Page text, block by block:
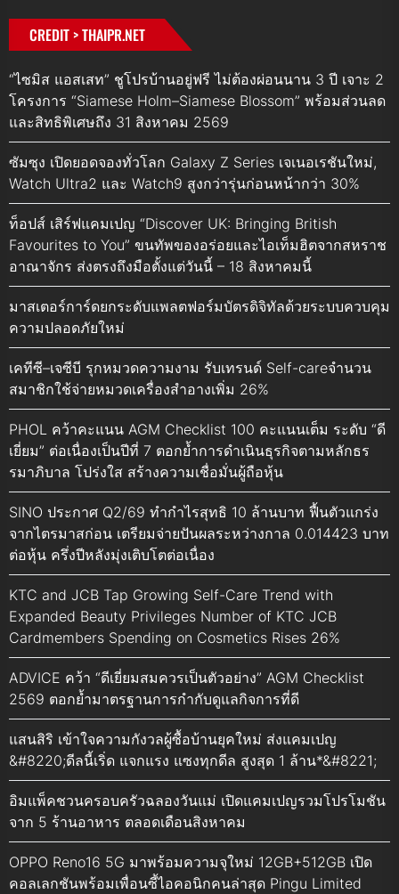
CREDIT > THAIPR.NET
“ไซมิส แอสเสท” ชูโปรบ้านอยู่ฟรี ไม่ต้องผ่อนนาน 3 ปี เจาะ 2
โครงการ “Siamese Holm–Siamese Blossom” พร้อมส่วนลด
และสิทธิพิเศษถึง 31 สิงหาคม 2569
ซัมซุง เปิดยอดจองทั่วโลก Galaxy Z Series เจเนอเรชันใหม่,
Watch Ultra2 และ Watch9 สูงกว่ารุ่นก่อนหน้ากว่า 30%
ท็อปส์ เสิร์ฟแคมเปญ “Discover UK: Bringing British
Favourites to You” ขนทัพของอร่อยและไอเท็มฮิตจากสหราช
อาณาจักร ส่งตรงถึงมือตั้งแต่วันนี้ – 18 สิงหาคมนี้
มาสเตอร์การ์ดยกระดับแพลตฟอร์มบัตรดิจิทัลด้วยระบบควบคุม
ความปลอดภัยใหม่
เคทีซี–เจซีบี รุกหมวดความงาม รับเทรนด์ Self-careจำนวน
สมาชิกใช้จ่ายหมวดเครื่องสำอางเพิ่ม 26%
PHOL คว้าคะแนน AGM Checklist 100 คะแนนเต็ม ระดับ “ดี
เยี่ยม” ต่อเนื่องเป็นปีที่ 7 ตอกย้ำการดำเนินธุรกิจตามหลักธร
รมาภิบาล โปร่งใส สร้างความเชื่อมั่นผู้ถือหุ้น
SINO ประกาศ Q2/69 ทำกำไรสุทธิ 10 ล้านบาท ฟื้นตัวแกร่ง
จากไตรมาสก่อน เตรียมจ่ายปันผลระหว่างกาล 0.014423 บาท
ต่อหุ้น ครึ่งปีหลังมุ่งเติบโตต่อเนื่อง
KTC and JCB Tap Growing Self-Care Trend with
Expanded Beauty Privileges Number of KTC JCB
Cardmembers Spending on Cosmetics Rises 26%
ADVICE คว้า “ดีเยี่ยมสมควรเป็นตัวอย่าง” AGM Checklist
2569 ตอกย้ำมาตรฐานการกำกับดูแลกิจการที่ดี
แสนสิริ เข้าใจความกังวลผู้ซื้อบ้านยุคใหม่ ส่งแคมเปญ
&#8220;ดีลนี้เริ่ด แจกแรง แซงทุกดีล สูงสุด 1 ล้าน*&#8221;
อิมแพ็คชวนครอบครัวฉลองวันแม่ เปิดแคมเปญรวมโปรโมชัน
จาก 5 ร้านอาหาร ตลอดเดือนสิงหาคม
OPPO Reno16 5G มาพร้อมความจุใหม่ 12GB+512GB เปิด
คอลเลกชันพร้อมเพื่อนซี้ไอคอนิกคนล่าสุด Pingu Limited